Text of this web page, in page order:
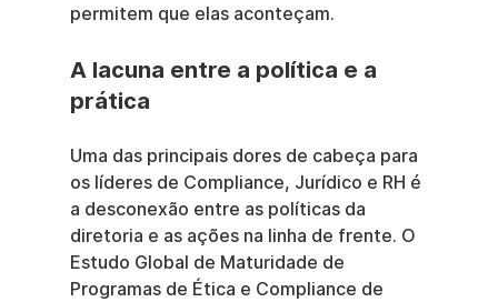
permitem que elas aconteçam.
A lacuna entre a política e a
prática
Uma das principais dores de cabeça para
os líderes de Compliance, Jurídico e RH é
a desconexão entre as políticas da
diretoria e as ações na linha de frente. O
Estudo Global de Maturidade de
Programas de Ética e Compliance de